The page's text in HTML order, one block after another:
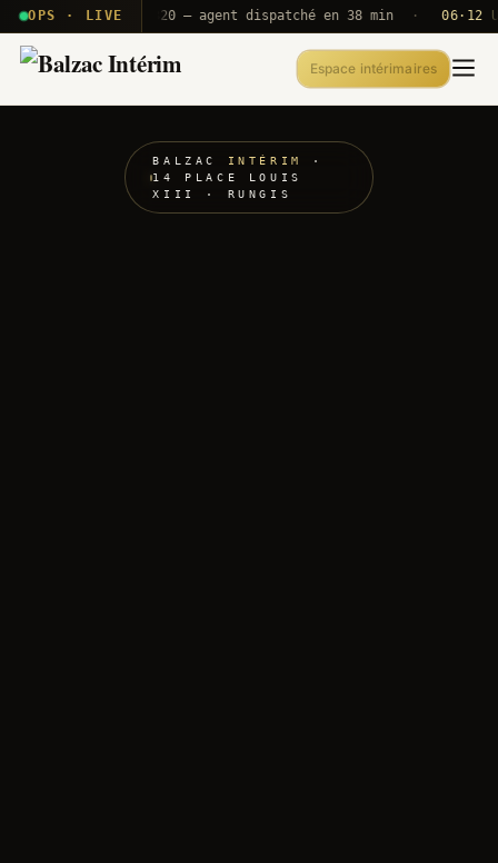
OPS · LIVE
T2E · B71 Push A320 — agent dispatché en 38 min · 06·12 UTC
Espace intérimaires
BALZAC INTÉRIM
·
14 PLACE LOUIS
XIII · RUNGIS